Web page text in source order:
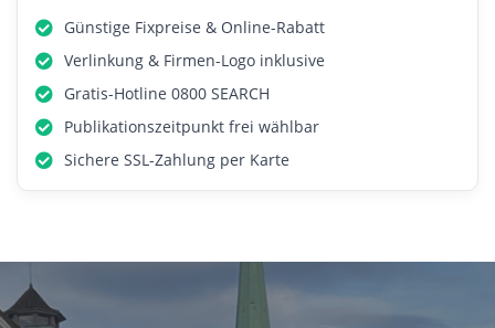
Günstige Fixpreise & Online-Rabatt
Verlinkung & Firmen-Logo inklusive
Gratis-Hotline 0800 SEARCH
Publikationszeitpunkt frei wählbar
Sichere SSL-Zahlung per Karte